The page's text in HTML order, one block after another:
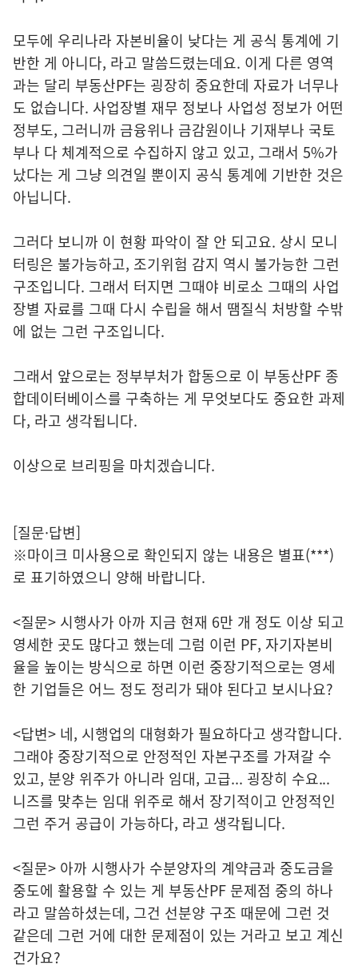
모두에 우리나라 자본비율이 낮다는 게 공식 통계에 기
반한 게 아니다, 라고 말씀드렸는데요. 이게 다른 영역
과는 달리 부동산PF는 굉장히 중요한데 자료가 너무나
도 없습니다. 사업장별 재무 정보나 사업성 정보가 어떤
정부도, 그러니까 금융위나 금감원이나 기재부나 국토
부나 다 체계적으로 수집하지 않고 있고, 그래서 5%가
났다는 게 그냥 의견일 뿐이지 공식 통계에 기반한 것은
아닙니다.
그러다 보니까 이 현황 파악이 잘 안 되고요. 상시 모니
터링은 불가능하고, 조기위험 감지 역시 불가능한 그런
구조입니다. 그래서 터지면 그때야 비로소 그때의 사업
장별 자료를 그때 다시 수립을 해서 땜질식 처방할 수밖
에 없는 그런 구조입니다.
그래서 앞으로는 정부부처가 합동으로 이 부동산PF 종
합데이터베이스를 구축하는 게 무엇보다도 중요한 과제
다, 라고 생각됩니다.
이상으로 브리핑을 마치겠습니다.
[질문·답변]
※마이크 미사용으로 확인되지 않는 내용은 별표(***)
로 표기하였으니 양해 바랍니다.
<질문> 시행사가 아까 지금 현재 6만 개 정도 이상 되고
영세한 곳도 많다고 했는데 그럼 이런 PF, 자기자본비
율을 높이는 방식으로 하면 이런 중장기적으로는 영세
한 기업들은 어느 정도 정리가 돼야 된다고 보시나요?
<답변> 네, 시행업의 대형화가 필요하다고 생각합니다.
그래야 중장기적으로 안정적인 자본구조를 가져갈 수
있고, 분양 위주가 아니라 임대, 고급... 굉장히 수요...
니즈를 맞추는 임대 위주로 해서 장기적이고 안정적인
그런 주거 공급이 가능하다, 라고 생각됩니다.
<질문> 아까 시행사가 수분양자의 계약금과 중도금을
중도에 활용할 수 있는 게 부동산PF 문제점 중의 하나
라고 말씀하셨는데, 그건 선분양 구조 때문에 그런 것
같은데 그런 거에 대한 문제점이 있는 거라고 보고 계신
건가요?